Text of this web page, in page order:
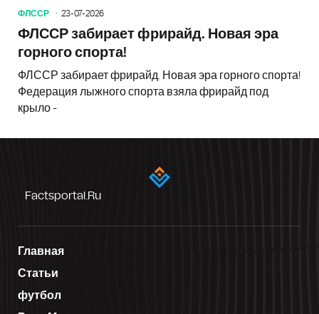
ФЛССР 23-07-2026
ФЛССР забирает фрирайд. Новая эра
горного спорта!
ФЛССР забирает фрирайд. Новая эра горного спорта!
Федерация лыжного спорта взяла фрирайд под
крыло -
Factsportal.ru
Главная
Статьи
футбол